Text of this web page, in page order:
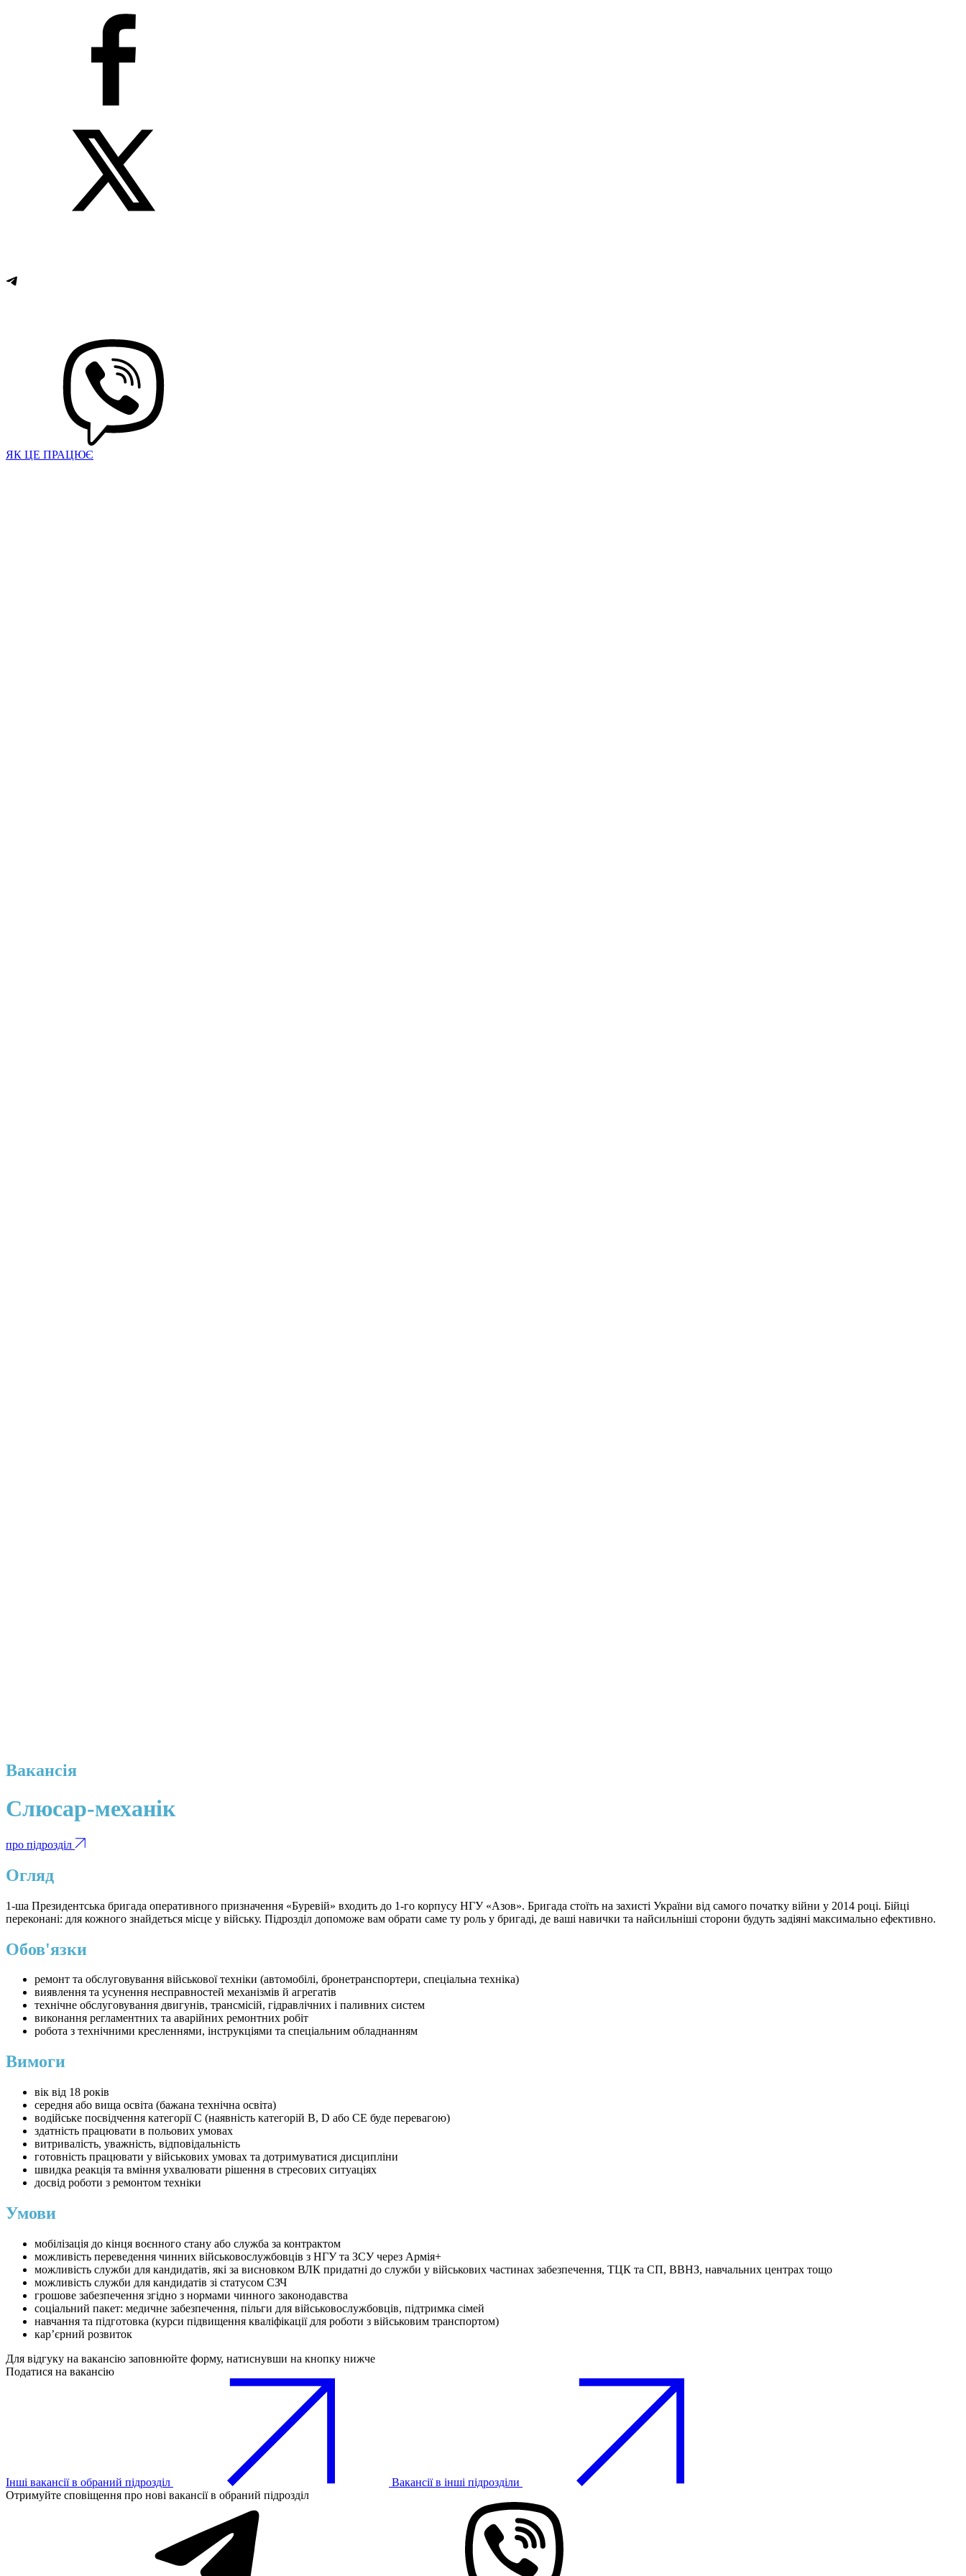
ЯК ЦЕ ПРАЦЮЄ
Вакансія
Слюсар-механік
про підрозділ
Огляд
1-ша Президентська бригада оперативного призначення «Буревій» входить до 1-го корпусу НГУ «Азов». Бригада стоїть на захисті України від самого початку війни у 2014 році. Бійці
переконані: для кожного знайдеться місце у війську. Підрозділ допоможе вам обрати саме ту роль у бригаді, де ваші навички та найсильніші сторони будуть задіяні максимально ефективно.
Обов'язки
ремонт та обслуговування військової техніки (автомобілі, бронетранспортери, спеціальна техніка)
виявлення та усунення несправностей механізмів й агрегатів
технічне обслуговування двигунів, трансмісій, гідравлічних і паливних систем
виконання регламентних та аварійних ремонтних робіт
робота з технічними кресленнями, інструкціями та спеціальним обладнанням
Вимоги
вік від 18 років
середня або вища освіта (бажана технічна освіта)
водійське посвідчення категорії C (наявність категорій B, D або СE буде перевагою)
здатність працювати в польових умовах
витривалість, уважність, відповідальність
готовність працювати у військових умовах та дотримуватися дисципліни
швидка реакція та вміння ухвалювати рішення в стресових ситуаціях
досвід роботи з ремонтом техніки
Умови
мобілізація до кінця воєнного стану або служба за контрактом
можливість переведення чинних військовослужбовців з НГУ та ЗСУ через Армія+
можливість служби для кандидатів, які за висновком ВЛК придатні до служби у військових частинах забезпечення, ТЦК та СП, ВВНЗ, навчальних центрах тощо
можливість служби для кандидатів зі статусом СЗЧ
грошове забезпечення згідно з нормами чинного законодавства
соціальний пакет: медичне забезпечення, пільги для військовослужбовців, підтримка сімей
навчання та підготовка (курси підвищення кваліфікації для роботи з військовим транспортом)
кар’єрний розвиток
Для відгуку на вакансію заповнюйте форму, натиснувши на кнопку нижче
Податися на вакансію
Інші вакансії в обраний підрозділ
Вакансії в інші підрозділи
Отримуйте сповіщення про нові вакансії в обраний підрозділ